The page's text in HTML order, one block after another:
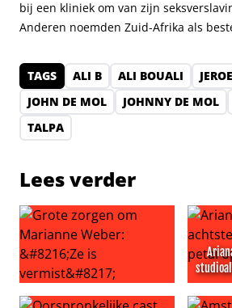
bij een kliniek om van zijn
Anderen noemden Zuid-Afrika als
TAGS ALI B ALI BOUALI
JOHN DE MOL
JOHNNY DE MOL
TALPA
Lees verder
Grote zorgen om Marianne Weber:
Ariana